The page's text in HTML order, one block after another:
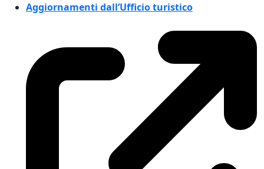
Aggiornamenti dall’Ufficio turistico